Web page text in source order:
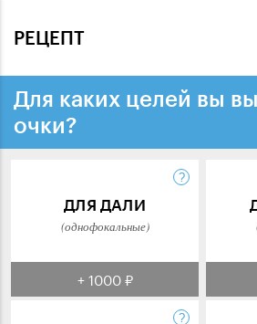
РЕЦЕПТ
Для каких целей вы
очки?
ДЛЯ ДАЛИ
(однофокальные)
+ 1000 ₽